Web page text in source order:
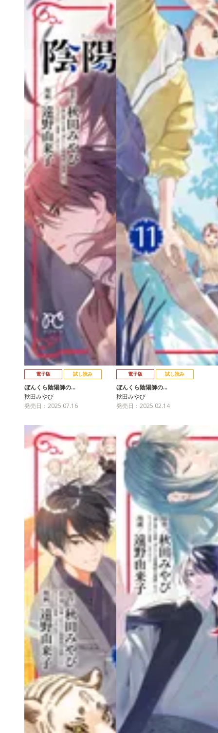
電子版 試し読み
ぼんくら陰陽師の…
秋田みやび
発売日：2025.07.16
電子版 試し読み
ぼんくら陰陽師の…
秋田みやび
発売日：2025.02.14